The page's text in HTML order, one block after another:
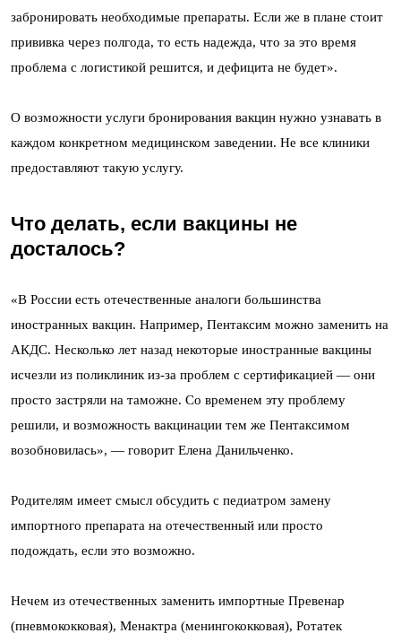
забронировать необходимые препараты. Если же в плане стоит
прививка через полгода, то есть надежда, что за это время
проблема с логистикой решится, и дефицита не будет».
О возможности услуги бронирования вакцин нужно узнавать в
каждом конкретном медицинском заведении. Не все клиники
предоставляют такую услугу.
Что делать, если вакцины не
досталось?
«В России есть отечественные аналоги большинства
иностранных вакцин. Например, Пентаксим можно заменить на
АКДС. Несколько лет назад некоторые иностранные вакцины
исчезли из поликлиник из-за проблем с сертификацией — они
просто застряли на таможне. Со временем эту проблему
решили, и возможность вакцинации тем же Пентаксимом
возобновилась», — говорит Елена Данильченко.
Родителям имеет смысл обсудить с педиатром замену
импортного препарата на отечественный или просто
подождать, если это возможно.
Нечем из отечественных заменить импортные Превенар
(пневмококковая), Менактра (менингококковая), Ротатек